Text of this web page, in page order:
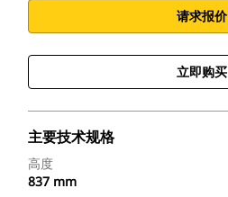
请求报价
立即购买
主要技术规格
高度
837 mm